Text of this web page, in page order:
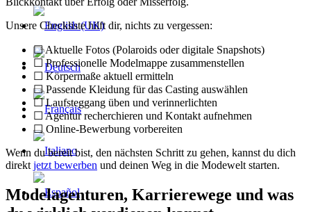
Unsere Checkliste hilft dir, nichts zu vergessen:
☐ Aktuelle Fotos (Polaroids oder digitale Snapshots)
☐ Professionelle Modelmappe zusammenstellen
☐ Körpermaße aktuell ermitteln
☐ Passende Kleidung für das Casting auswählen
☐ Laufsteggang üben und verinnerlichten
☐ Agentur recherchieren und Kontakt aufnehmen
☐ Online-Bewerbung vorbereiten
Wenn du bereit bist, den nächsten Schritt zu gehen, kannst du dich
direkt jetzt bewerben und deinen Weg in die Modewelt starten.
Modelagenturen, Karrierewege und was